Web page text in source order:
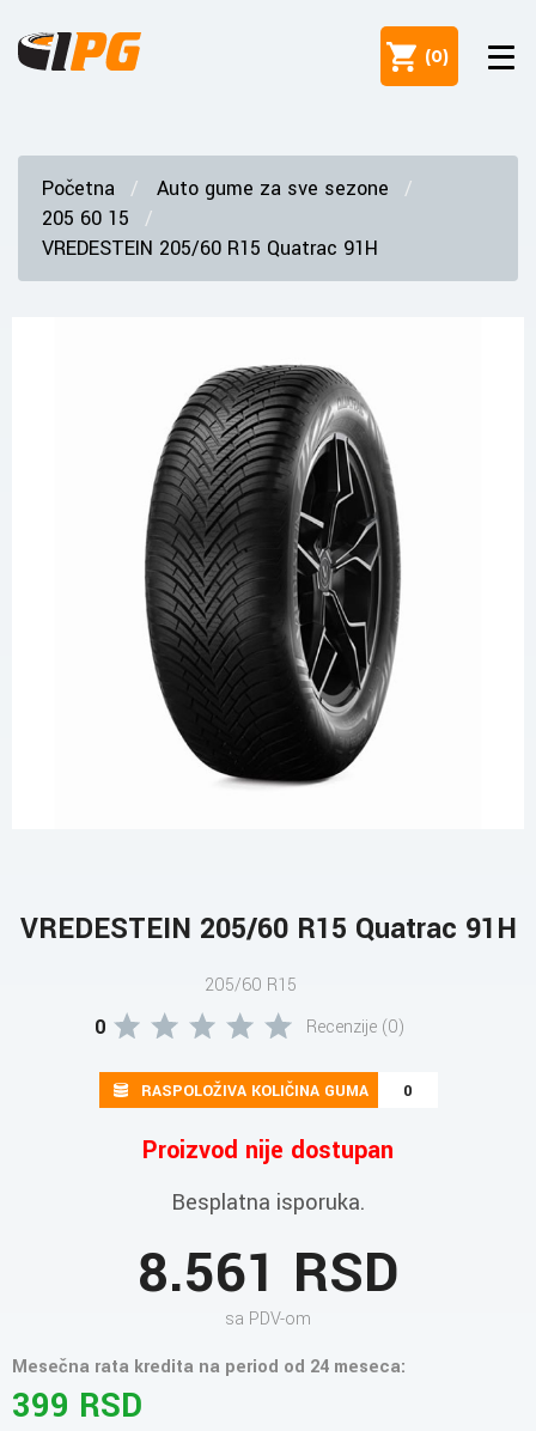
(0)
Početna
Auto gume za sve sezone
205 60 15
VREDESTEIN 205/60 R15 Quatrac 91H
VREDESTEIN 205/60 R15 Quatrac 91H
205/60 R15
0 Recenzije (0)
RASPOLOŽIVA KOLIČINA GUMA 0
Proizvod nije dostupan
Besplatna isporuka.
8.561 RSD
sa PDV-om
Mesečna rata kredita na period od 24 meseca:
399 RSD